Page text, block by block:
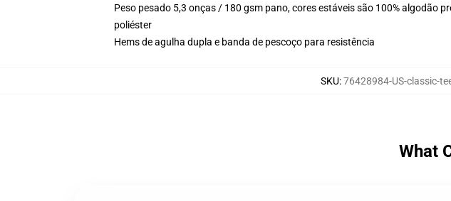
Peso pesado 5,3 onças / 180 gsm pano, cores estáveis são 100% algodão
poliéster
Hems de agulha dupla e banda de pescoço para resistência
SKU:76428984-US-classic-
What